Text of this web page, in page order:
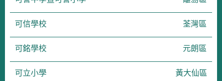
可信學校 荃灣區
可銘學校 元朗區
可立小學 黃大仙區